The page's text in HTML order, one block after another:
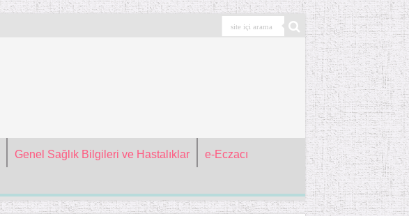
Genel Sağlık Bilgileri ve Hastalıklar e-Eczacı